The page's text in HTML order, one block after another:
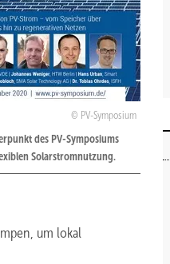
PV-Symposium
des PV-Symposiums
Solarstromnutzung.
um lokal